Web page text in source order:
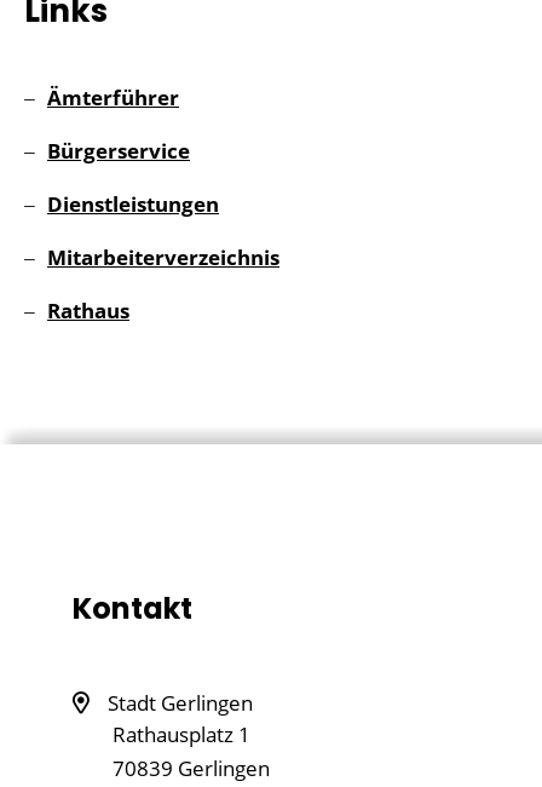
Links
Ämterführer
Bürgerservice
Dienstleistungen
Mitarbeiterverzeichnis
Rathaus
Kontakt
Stadt Gerlingen
Rathausplatz 1
70839 Gerlingen